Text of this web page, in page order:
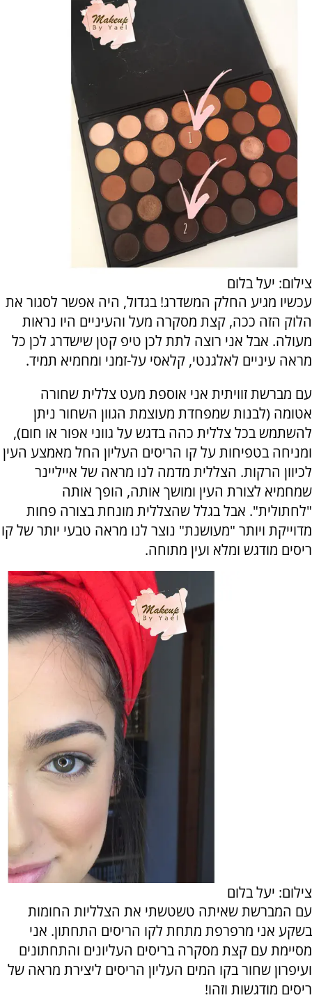
צילום: יעל בלום
עכשיו מגיע החלק המשדרג! בגדול, היה אפשר לסגור את
הלוק הזה ככה, קצת מסקרה מעל והעיניים היו נראות
מעולה. אבל אני רוצה לתת לכן טיפ קטן שישדרג לכן כל
מראה עיניים לאלגנטי, קלאסי על-זמני ומחמיא תמיד.
עם מברשת זוויתית אני אוספת מעט צללית שחורה
אטומה (לבנות שמפחדת מעוצמת הגוון השחור ניתן
להשתמש בכל צללית כהה בדגש על גווני אפור או חום),
ומניחה בטפיחות על קו הריסים העליון החל מאמצע העין
לכיוון הרקות. הצללית מדמה לנו מראה של אייליינר
שמחמיא לצורת העין ומושך אותה, הופך אותה
"לחתולית". אבל בגלל שהצללית מונחת בצורה פחות
מדוייקת ויותר "מעושנת" נוצר לנו מראה טבעי יותר של קו
ריסים מודגש ומלא ועין מתוחה.
צילום: יעל בלום
עם המברשת שאיתה טשטשתי את הצלליות החומות
בשקע אני מרפרפת מתחת לקו הריסים התחתון. אני
מסיימת עם קצת מסקרה בריסים העליונים והתחתונים
ועיפרון שחור בקו המים העליון הריסים ליצירת מראה של
ריסים מודגשות וזהו!